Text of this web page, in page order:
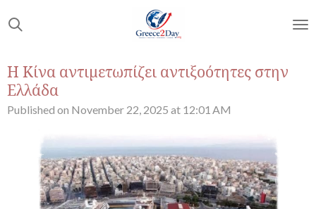
to
content
Η Κίνα αντιμετωπίζει αντιξοότητες στην
Ελλάδα
Published on November 22, 2025 at 12:01 AM